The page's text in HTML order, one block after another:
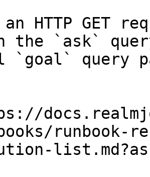
an HTTP GET
the `ask`
`goal` query
runbook-